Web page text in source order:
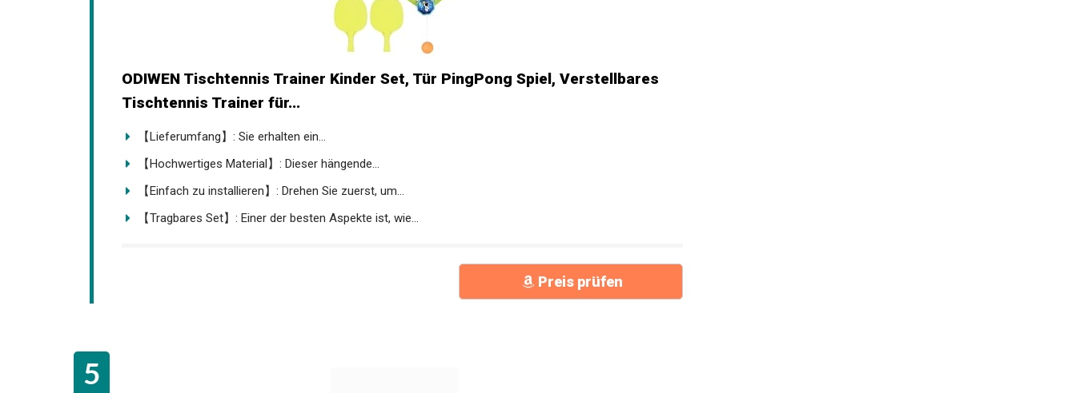
ODIWEN Tischtennis Trainer Kinder Set, Tür PingPong Spiel, Verstellbares
Tischtennis Trainer für...
【Lieferumfang】: Sie erhalten ein...
【Hochwertiges Material】: Dieser hängende...
【Einfach zu installieren】: Drehen Sie zuerst, um...